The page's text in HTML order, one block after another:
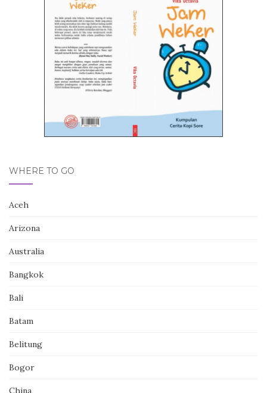
WHERE TO GO
Aceh
Arizona
Australia
Bangkok
Bali
Batam
Belitung
Bogor
China